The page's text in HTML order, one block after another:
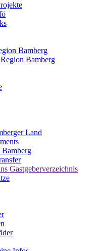
Bamberg
Bamberg
Land
Gastgeberverzeichnis